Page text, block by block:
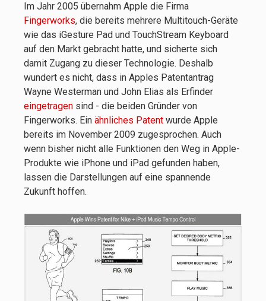
Im Jahr 2005 übernahm Apple die Firma
Fingerworks, die bereits mehrere Multitouch-Geräte
wie das iGesture Pad und TouchStream Keyboard
auf den Markt gebracht hatte, und sicherte sich
damit Zugang zu dieser Technologie. Deshalb
wundert es nicht, dass in Apples Patentantrag
Wayne Westerman und John Elias als Erfinder
eingetragen sind - die beiden Gründer von
Fingerworks. Ein ähnliches Patent wurde Apple
bereits im November 2009 zugesprochen. Auch
wenn bisher nicht alle Funktionen den Weg in Apple-
Produkte wie iPhone und iPad gefunden haben,
lassen die Darstellungen auf eine spannende
Zukunft hoffen.